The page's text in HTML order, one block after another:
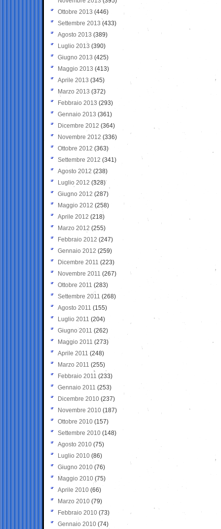
Ottobre 2013 (446)
Settembre 2013 (433)
Agosto 2013 (389)
Luglio 2013 (390)
Giugno 2013 (425)
Maggio 2013 (413)
Aprile 2013 (345)
Marzo 2013 (372)
Febbraio 2013 (293)
Gennaio 2013 (361)
Dicembre 2012 (364)
Novembre 2012 (336)
Ottobre 2012 (363)
Settembre 2012 (341)
Agosto 2012 (238)
Luglio 2012 (328)
Giugno 2012 (287)
Maggio 2012 (258)
Aprile 2012 (218)
Marzo 2012 (255)
Febbraio 2012 (247)
Gennaio 2012 (259)
Dicembre 2011 (223)
Novembre 2011 (267)
Ottobre 2011 (283)
Settembre 2011 (268)
Agosto 2011 (155)
Luglio 2011 (204)
Giugno 2011 (262)
Maggio 2011 (273)
Aprile 2011 (248)
Marzo 2011 (255)
Febbraio 2011 (233)
Gennaio 2011 (253)
Dicembre 2010 (237)
Novembre 2010 (187)
Ottobre 2010 (157)
Settembre 2010 (148)
Agosto 2010 (75)
Luglio 2010 (86)
Giugno 2010 (76)
Maggio 2010 (75)
Aprile 2010 (66)
Marzo 2010 (79)
Febbraio 2010 (73)
Gennaio 2010 (74)